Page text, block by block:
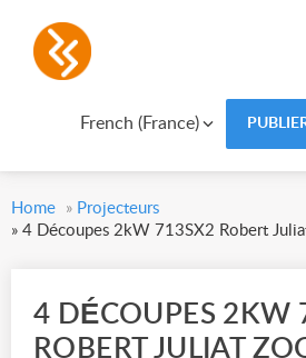
French (France)
Home » Projecteurs
» 4 Découpes 2kW 713SX2 Robert
4 DÉCOUPES 2KW
ROBERT JULIAT